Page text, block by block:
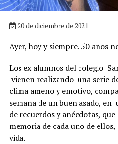
20 de diciembre de 2021
Ayer, hoy y siempre. 50 años
Los ex alumnos del colegio
vienen realizando una serie
clima ameno y emotivo,
semana de un buen asado,
de recuerdos y anécdotas,
memoria de cada uno de ellos,
vida.